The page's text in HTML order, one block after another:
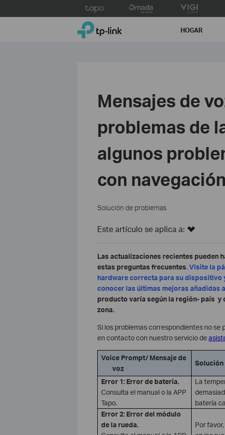
to
TP-Link, Reliably Smart HOGAR
Mensajes de
problemas de
algunos
con
Solución de problemas
Este artículo se aplica a:
Las actualizaciones recientes pueden
estas preguntas frecuentes. Visite la
hardware correcta para su dispositivo
conocer las últimas mejoras añadidas
producto varía según la región- país y
zona.
Si los problemas correspondientes no
en contacto con nuestro servicio de
Voice Prompt/ Mensaje de
voz
Solución
Error 1: Error de batería.
Consulta el manual o la APP
Tapo.
La
batería
Error 2: Error del módulo
de la rueda.
Por